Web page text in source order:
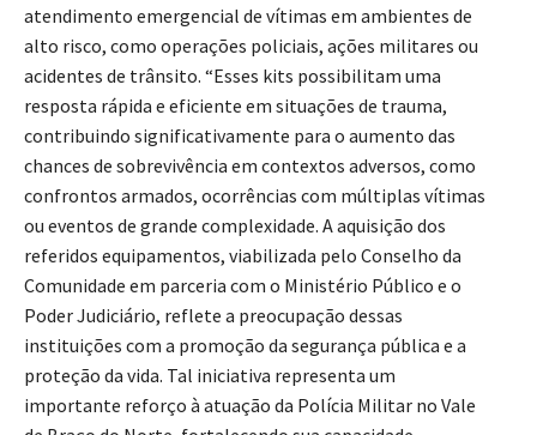
atendimento emergencial de vítimas em ambientes de
alto risco, como operações policiais, ações militares ou
acidentes de trânsito. “Esses kits possibilitam uma
resposta rápida e eficiente em situações de trauma,
contribuindo significativamente para o aumento das
chances de sobrevivência em contextos adversos, como
confrontos armados, ocorrências com múltiplas vítimas
ou eventos de grande complexidade. A aquisição dos
referidos equipamentos, viabilizada pelo Conselho da
Comunidade em parceria com o Ministério Público e o
Poder Judiciário, reflete a preocupação dessas
instituições com a promoção da segurança pública e a
proteção da vida. Tal iniciativa representa um
importante reforço à atuação da Polícia Militar no Vale